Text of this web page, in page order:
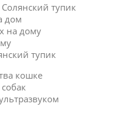
тупик
дом
на дому
тупик
кошке